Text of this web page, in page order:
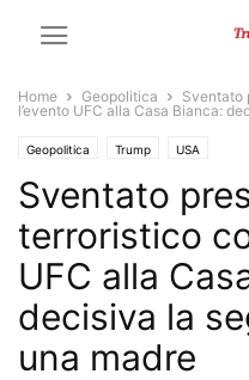
Home Geopolitica
Sventato
l’evento UFC alla Casa Bianca:
Geopolitica Trump USA
Sventato
terroristico
UFC alla
decisiva la
una madre